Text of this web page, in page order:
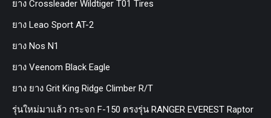
ยาง Crossleader Wildtiger T01 Tires
ยาง Leao Sport AT-2
ยาง Nos N1
ยาง Veenom Black Eagle
ยาง ยาง Grit King Ridge Climber R/T
รุ่นใหม่มาแล้ว กระจก F-150 ตรงรุ่น RANGER EVEREST Raptor